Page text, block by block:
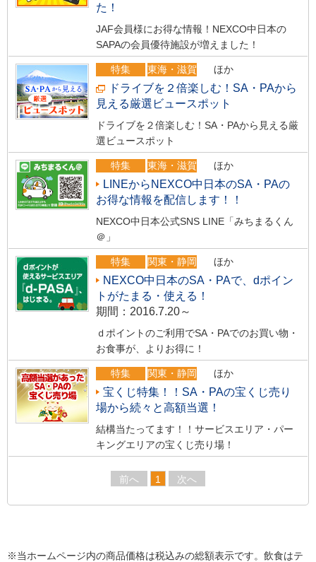
た！
JAF会員様にお得な情報！NEXCO中日本の
SAPAの会員優待施設が増えました！
特集 東海・滋賀 ほか
ドライブを２倍楽しむ！SA・PAから
見える厳選ビュースポット
ドライブを２倍楽しむ！SA・PAから見える厳
選ビュースポット
特集 東海・滋賀 ほか
LINEからNEXCO中日本のSA・PAの
お得な情報を配信します！！
NEXCO中日本公式SNS LINE「みちまるくん
＠」
特集 関東・静岡 ほか
NEXCO中日本のSA・PAで、dポイン
トがたまる・使える！
期間：2016.7.20～
ｄポイントのご利用でSA・PAでのお買い物・
お食事が、よりお得に！
特集 関東・静岡 ほか
宝くじ特集！！SA・PAの宝くじ売り
場から続々と高額当選！
結構当たってます！！サービスエリア・パー
キングエリアの宝くじ売り場！
前へ 1 次へ
※当ホームページ内の商品価格は税込みの総額表示です。飲食はテ